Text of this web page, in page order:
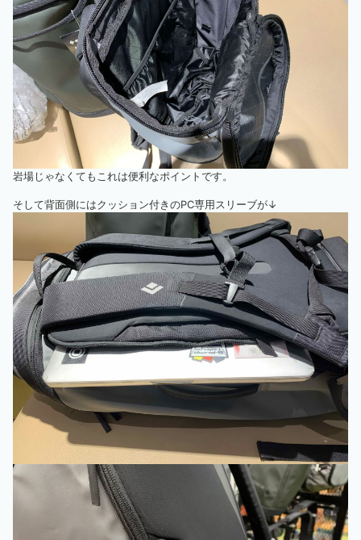
岩場じゃなくてもこれは便利なポイントです。
そして背面側にはクッション付きのPC専用スリーブが↓